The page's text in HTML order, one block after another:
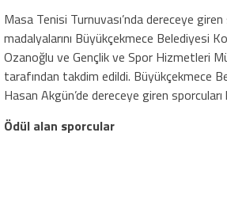
Masa Tenisi Turnuvası’nda dereceye
madalyalarını Büyükçekmece Belediyesi
Ozanoğlu ve Gençlik ve Spor Hizmetleri
tarafından takdim edildi. Büyükçekmece
Hasan Akgün’de dereceye giren sporcuları
Ödül alan sporcular